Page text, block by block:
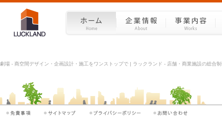
劇場 - 商空間デザイン・企画設計・施工をワンストップで | ラックランド - 店舗・商業施設の総合